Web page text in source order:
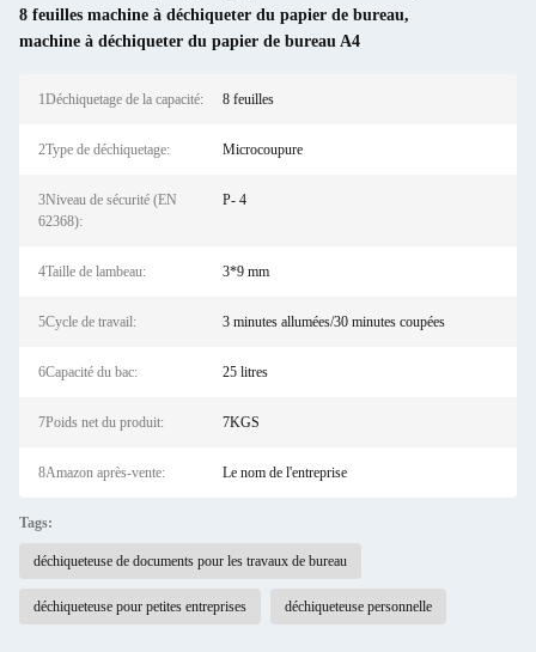
8 feuilles machine à déchiqueter du papier de bureau,
machine à déchiqueter du papier de bureau A4
1Déchiquetage de la capacité: 8 feuilles
2Type de déchiquetage: Microcoupure
3Niveau de sécurité (EN
62368):
P- 4
4Taille de lambeau: 3*9 mm
5Cycle de travail: 3 minutes allumées/30 minutes coupées
6Capacité du bac: 25 litres
7Poids net du produit: 7KGS
8Amazon après-vente: Le nom de l'entreprise
Tags:
déchiqueteuse de documents pour les travaux de bureau
déchiqueteuse pour petites entreprises déchiqueteuse personnelle